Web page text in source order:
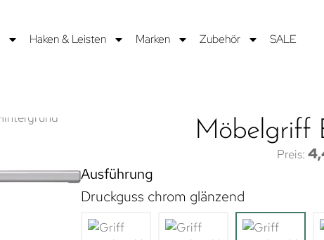
Haken & Leisten Marken Zubehör SALE
Möbelgriff
Ausführung
Druckguss chrom glänzend